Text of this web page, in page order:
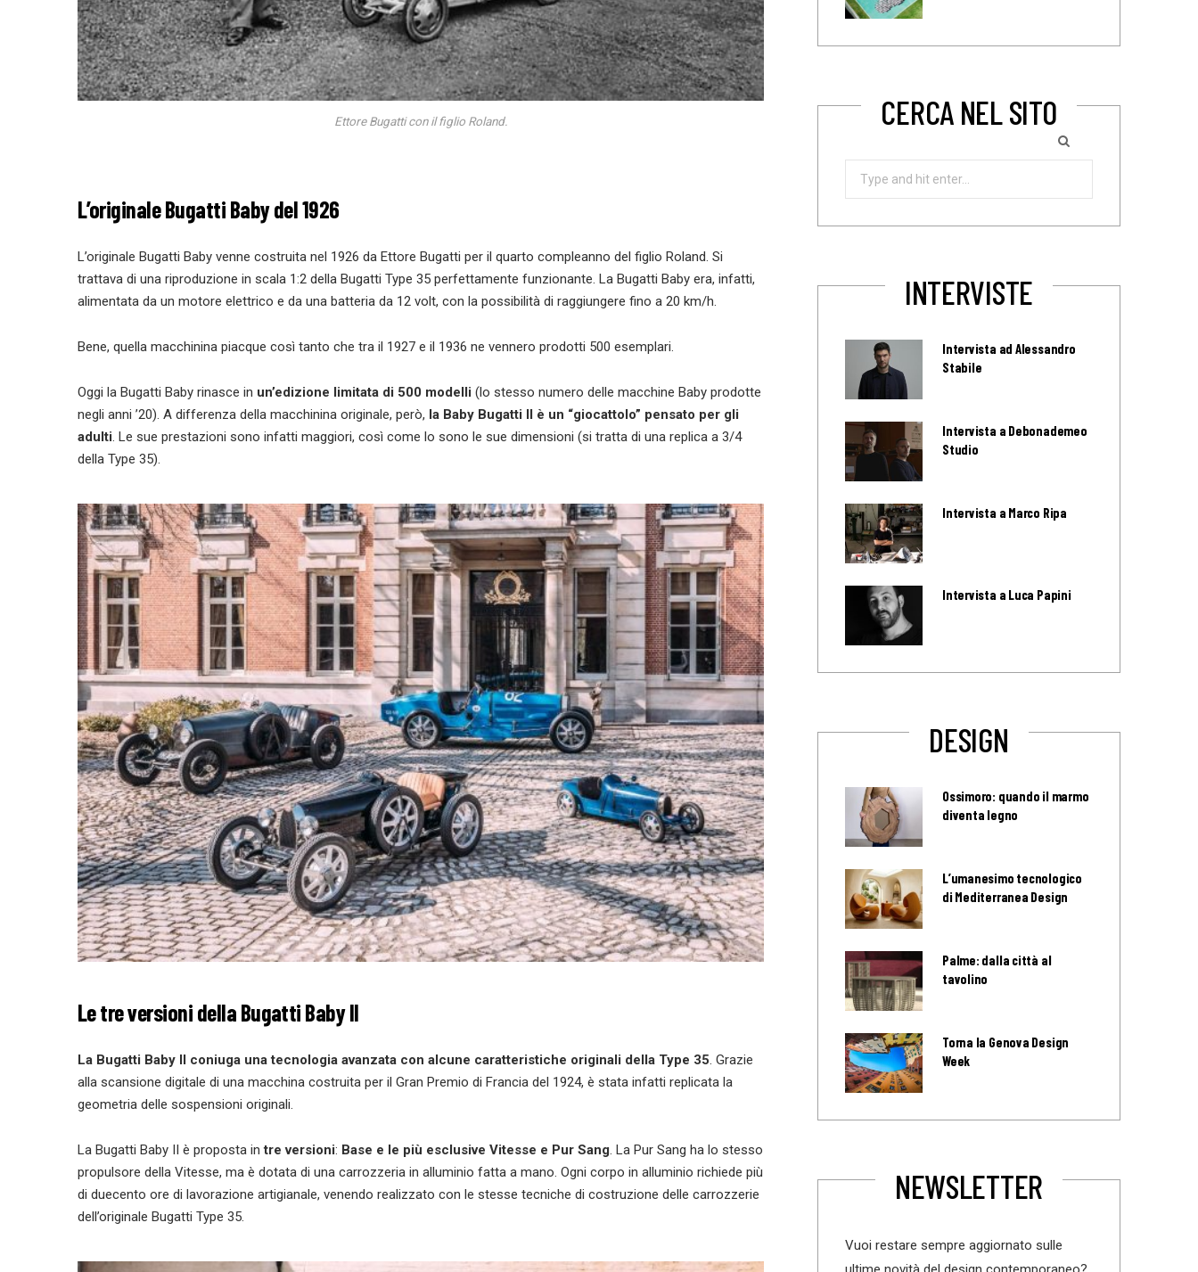
Ettore Bugatti con il figlio Roland.
L’originale Bugatti Baby del 1926
L’originale Bugatti Baby venne costruita nel 1926 da Ettore Bugatti per il quarto compleanno del figlio Roland. Si
trattava di una riproduzione in scala 1:2 della Bugatti Type 35 perfettamente funzionante. La Bugatti Baby era, infatti,
alimentata da un motore elettrico e da una batteria da 12 volt, con la possibilità di raggiungere fino a 20 km/h.
Bene, quella macchinina piacque così tanto che tra il 1927 e il 1936 ne vennero prodotti 500 esemplari.
Oggi la Bugatti Baby rinasce in un’edizione limitata di 500 modelli (lo stesso numero delle macchine Baby prodotte
negli anni ’20). A differenza della macchinina originale, però, la Baby Bugatti II è un “giocattolo” pensato per gli
adulti. Le sue prestazioni sono infatti maggiori, così come lo sono le sue dimensioni (si tratta di una replica a 3/4
della Type 35).
Le tre versioni della Bugatti Baby II
La Bugatti Baby II coniuga una tecnologia avanzata con alcune caratteristiche originali della Type 35. Grazie
alla scansione digitale di una macchina costruita per il Gran Premio di Francia del 1924, è stata infatti replicata la
geometria delle sospensioni originali.
La Bugatti Baby II è proposta intre versioni: Base e le più esclusive Vitesse e Pur Sang. La Pur Sang ha lo stesso
propulsore della Vitesse, ma è dotata di una carrozzeria in alluminio fatta a mano. Ogni corpo in alluminio richiede più
di duecento ore di lavorazione artigianale, venendo realizzato con le stesse tecniche di costruzione delle carrozzerie
dell’originale Bugatti Type 35.
CERCA NEL SITO
Search
INTERVISTE
Intervista ad Alessandro
Stabile
Intervista a Debonademeo
Studio
Intervista a Marco Ripa
Intervista a Luca Papini
DESIGN
Ossimoro: quando il marmo
diventa legno
L’umanesimo tecnologico
di Mediterranea Design
Palme: dalla città al
tavolino
Torna la Genova Design
Week
NEWSLETTER
Vuoi restare sempre aggiornato sulle